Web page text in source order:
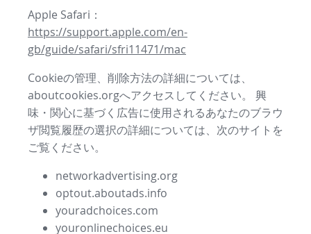
Apple Safari：
https://support.apple.com/en-
gb/guide/safari/sfri11471/mac
Cookieの管理、削除方法の詳細については、
aboutcookies.orgへアクセスしてください。 興
味・関心に基づく広告に使用されるあなたのブラウ
ザ閲覧履歴の選択の詳細については、次のサイトを
ご覧ください。
networkadvertising.org
optout.aboutads.info
youradchoices.com
youronlinechoices.eu